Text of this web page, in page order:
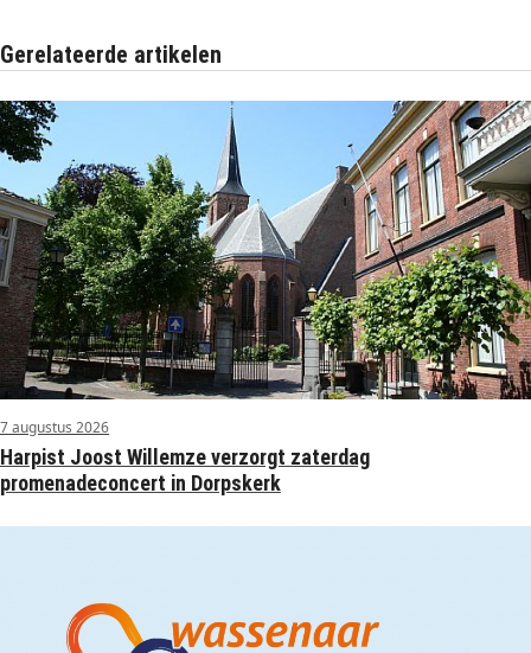
Gerelateerde artikelen
7 augustus 2026
Harpist Joost Willemze verzorgt zaterdag
promenadeconcert in Dorpskerk